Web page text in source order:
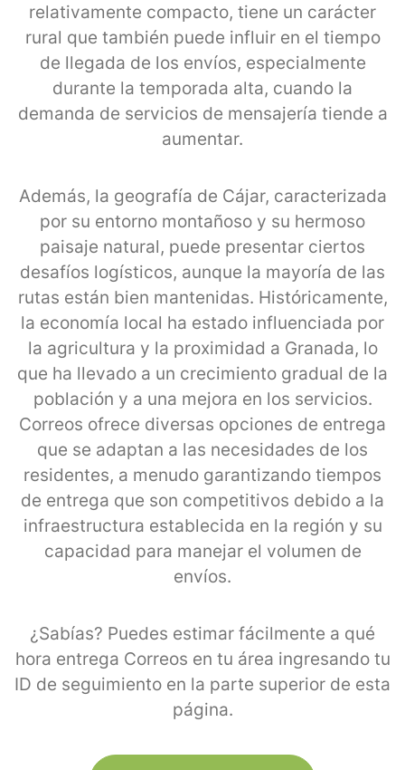
relativamente compacto, tiene un carácter
rural que también puede influir en el tiempo
de llegada de los envíos, especialmente
durante la temporada alta, cuando la
demanda de servicios de mensajería tiende a
aumentar.
Además, la geografía de Cájar, caracterizada
por su entorno montañoso y su hermoso
paisaje natural, puede presentar ciertos
desafíos logísticos, aunque la mayoría de las
rutas están bien mantenidas. Históricamente,
la economía local ha estado influenciada por
la agricultura y la proximidad a Granada, lo
que ha llevado a un crecimiento gradual de la
población y a una mejora en los servicios.
Correos ofrece diversas opciones de entrega
que se adaptan a las necesidades de los
residentes, a menudo garantizando tiempos
de entrega que son competitivos debido a la
infraestructura establecida en la región y su
capacidad para manejar el volumen de
envíos.
¿Sabías? Puedes estimar fácilmente a qué
hora entrega Correos en tu área ingresando tu
ID de seguimiento en la parte superior de esta
página.